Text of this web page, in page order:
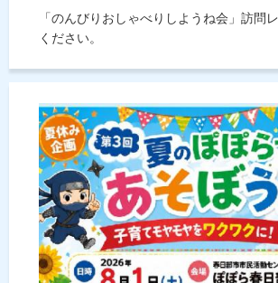
「のんびりおしゃべりしようね会」訪問
ください。